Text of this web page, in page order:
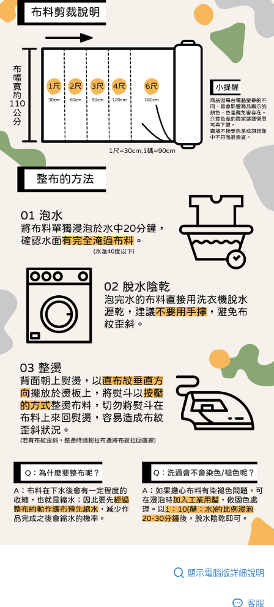
【「AFTEE先享後付」結帳流程】
１．於結帳方式選擇「AFTEE先享後付」後，將跳轉至「AFTEE先享後付」
結帳頁面，進行簡訊認證並確認金額後，即可完成結帳。
２．訂單成立數日內，您將收到繳費通知簡訊。
３．收到繳費通知簡訊後14天內，點擊此簡訊中的連結，可透過四大超商／
ATM／網路銀行／等多元方式進行付款，方視為交易完成。
※ 請注意：結帳手續完成當下不需立刻繳費，但若您需要取消訂單，請聯絡
購買商品的店家。未經商家同意取消之訂單仍視為有效，需透過AFTEE先享
後付繳納相關費用。
※ 交易是否成功請以「AFTEE先享後付 」之結帳頁面顯示為準，若有關於
是否繳費成功／繳費後需取消欲退款等相關疑問，請聯繫「AFTEE先享後付
客戶支援中心」 https://netprotections.freshdesk.com/support/home
【注意事項】
１．透過由恩沛科技股份有限公司提供之「AFTEE先享後付」服務完成之交
易，需依本服務之必要範圍內提供個人資料，並將交易相關給付款項請求債
權轉讓予恩沛科技股份有限公司。
https://aftee.tw/terms/#terms3
３．未成年的使用者請事先徵得法定代理人或監護人之同意方可使用
「AFTEE先享後付」，若未經同意申辦者引起之損失，本公司不負相關責
任。
４．使用「AFTEE先享後付」時，將依據個別帳號之用戶狀況，依本公司即
時審查核予不同之上限額度；若仍有額度不足之情形，本公司將視審查結果
請求用戶進行身份認證。
５．嚴禁一人註冊多個帳號或使用他人資訊註冊。若發現惡意使用之情形，
恩沛科技股份有限公司將有權停止該用戶之使用額度並採取法律行動。
每筆NT$65，滿NT$1,500(含以上)免運費
7-11取貨付款
每筆NT$65，滿NT$1,500(含以上)免運費
宅配
每筆NT$150，滿NT$1,500(含以上)免運費
離島宅配
顯示電腦版詳細說明
客服